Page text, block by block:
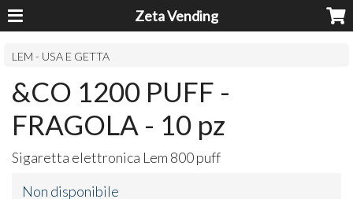
Zeta Vending
LEM - USA E GETTA
&CO 1200 PUFF -
FRAGOLA - 10 pz
Sigaretta elettronica Lem 800 puff
Non disponibile